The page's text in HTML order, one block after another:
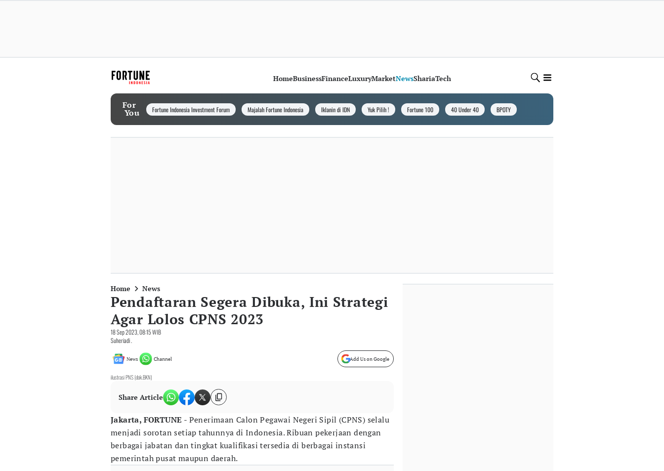
HomeBusinessFinanceLuxuryMarketNewsShariaTech
For
You Fortune Indonesia Investment Forum Majalah Fortune Indonesia Iklanin di IDN Yuk Pilih ! Fortune 100 40 Under 40 BPOTY
Home News
Pendaftaran Segera Dibuka, Ini Strategi
Agar Lolos CPNS 2023
18 Sep 2023, 08:15 WIB
Suheriadi .
News Channel Add Us on Google
ilustrasi PNS (dok.BKN)
Share Article
Jakarta, FORTUNE - Penerimaan Calon Pegawai Negeri Sipil (CPNS) selalu
menjadi sorotan setiap tahunnya di Indonesia. Ribuan pekerjaan dengan
berbagai jabatan dan tingkat kualifikasi tersedia di berbagai instansi
pemerintah pusat maupun daerah.